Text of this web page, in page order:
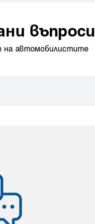
въпроси
на автомобилистите